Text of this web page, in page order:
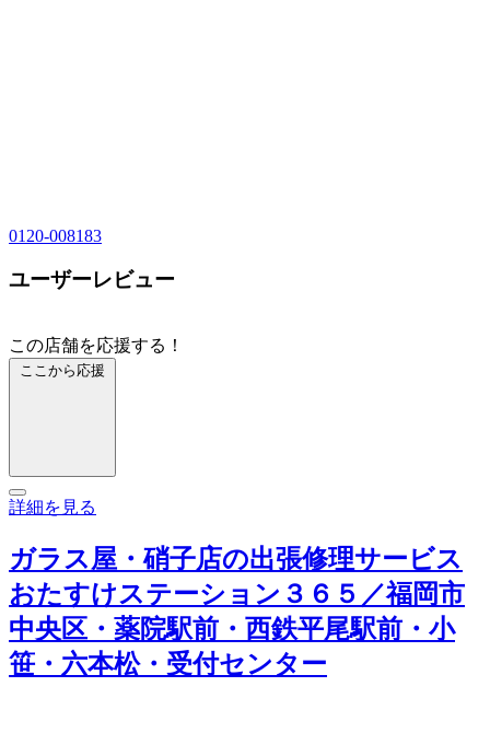
0120-008183
ユーザーレビュー
この店舗を応援する！
ここから応援
詳細を見る
ガラス屋・硝子店の出張修理サービス
おたすけステーション３６５／福岡市
中央区・薬院駅前・西鉄平尾駅前・小
笹・六本松・受付センター